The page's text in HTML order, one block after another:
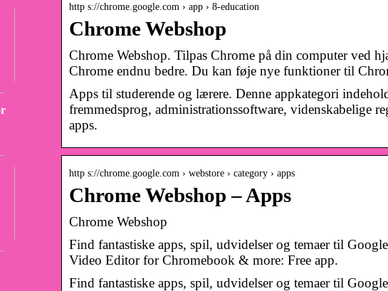
http s://chrome.google.com › app › 8-education
Chrome Webshop
Chrome Webshop. Tilpas Chrome på din computer ved
Chrome endnu bedre. Du kan føje nye funktioner til
Apps til studerende og lærere. Denne appkategori
fremmedsprog, administrationssoftware, videnskabelige
apps.
http s://chrome.google.com › webstore › category › apps
Chrome Webshop – Apps
Chrome Webshop
Find fantastiske apps, spil, udvidelser og temaer til
Video Editor for Chromebook & more: Free app.
Find fantastiske apps, spil, udvidelser og temaer til